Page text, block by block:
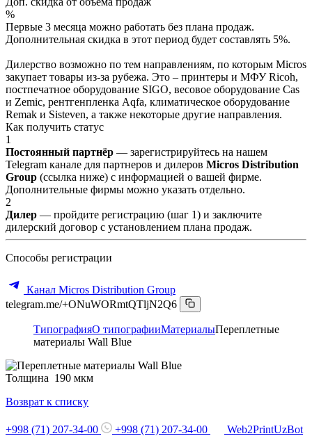
%
Первые 3 месяца можно работать без плана продаж.
Дополнительная скидка в этот период будет составлять 5%.
Дилерство возможно по тем направлениям, по которым Micros
закупает товары из-за рубежа. Это – принтеры и МФУ Ricoh,
постпечатное оборудование SIGO, весовое оборудование Cas
и Zemic, рентгенпленка Aqfa, климатическое оборудование
Remak и Sisteven, а также некоторые другие направления.
Как получить статус
1
Постоянный партнёр — зарегистрируйтесь на нашем
Telegram канале для партнеров и дилеров Micros Distribution
Group (ссылка ниже) с информацией о вашей фирме.
Дополнительные фирмы можно указать отдельно.
2
Дилер — пройдите регистрацию (шаг 1) и заключите
дилерский договор с установлением плана продаж.
Способы регистрации
Канал Micros Distribution Group
telegram.me/+ONuWORmtQTljN2Q6
ТипографияО типографииМатериалыПереплетные
материалы Wall Blue
Толщина 190 мкм
Возврат к списку
+998 (71) 207-34-00 +998 (71) 207-34-00
Web2PrintUzBot